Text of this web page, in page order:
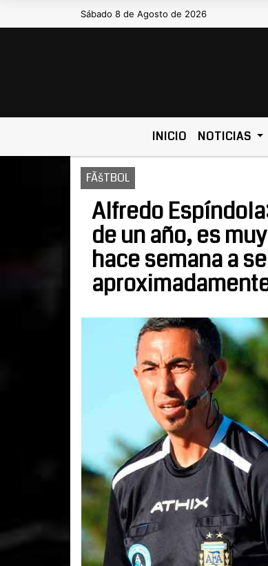
Sábado 8 de Agosto de 2026Hoy es Sábado 8 de
INICIO NOTICIAS
FÃšTBOL
Alfredo
de un año, es
hace semana a